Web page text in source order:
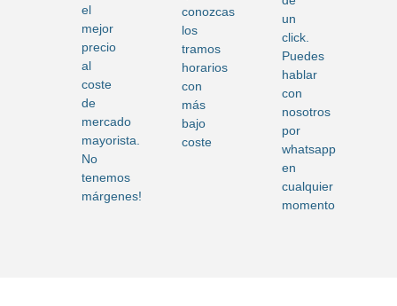
el
mejor
precio
al
coste
de
mercado
mayorista.
No
tenemos
márgenes!
conozcas
los
tramos
horarios
con
más
bajo
coste
un
click.
Puedes
hablar
con
nosotros
por
whatsapp
en
cualquier
momento